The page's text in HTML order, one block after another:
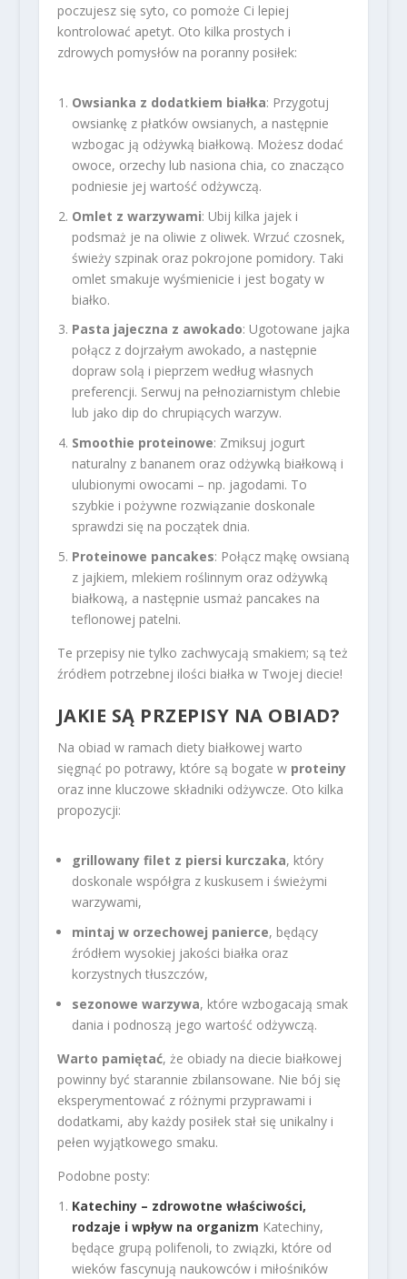
poczujesz się syto, co pomoże Ci lepiej
kontrolować apetyt. Oto kilka prostych i
zdrowych pomysłów na poranny posiłek:
Owsianka z dodatkiem białka: Przygotuj
owsiankę z płatków owsianych, a następnie
wzbogac ją odżywką białkową. Możesz dodać
owoce, orzechy lub nasiona chia, co znacząco
podniesie jej wartość odżywczą.
Omlet z warzywami: Ubij kilka jajek i
podsmaż je na oliwie z oliwek. Wrzuć czosnek,
świeży szpinak oraz pokrojone pomidory. Taki
omlet smakuje wyśmienicie i jest bogaty w
białko.
Pasta jajeczna z awokado: Ugotowane jajka
połącz z dojrzałym awokado, a następnie
dopraw solą i pieprzem według własnych
preferencji. Serwuj na pełnoziarnistym chlebie
lub jako dip do chrupiących warzyw.
Smoothie proteinowe: Zmiksuj jogurt
naturalny z bananem oraz odżywką białkową i
ulubionymi owocami – np. jagodami. To
szybkie i pożywne rozwiązanie doskonale
sprawdzi się na początek dnia.
Proteinowe pancakes: Połącz mąkę owsianą
z jajkiem, mlekiem roślinnym oraz odżywką
białkową, a następnie usmaż pancakes na
teflonowej patelni.
Te przepisy nie tylko zachwycają smakiem; są też
źródłem potrzebnej ilości białka w Twojej diecie!
JAKIE SĄ PRZEPISY NA OBIAD?
Na obiad w ramach diety białkowej warto
sięgnąć po potrawy, które są bogate w proteiny
oraz inne kluczowe składniki odżywcze. Oto kilka
propozycji:
grillowany filet z piersi kurczaka, który
doskonale współgra z kuskusem i świeżymi
warzywami,
mintaj w orzechowej panierce, będący
źródłem wysokiej jakości białka oraz
korzystnych tłuszczów,
sezonowe warzywa, które wzbogacają smak
dania i podnoszą jego wartość odżywczą.
Warto pamiętać, że obiady na diecie białkowej
powinny być starannie zbilansowane. Nie bój się
eksperymentować z różnymi przyprawami i
dodatkami, aby każdy posiłek stał się unikalny i
pełen wyjątkowego smaku.
Podobne posty:
Katechiny – zdrowotne właściwości,
rodzaje i wpływ na organizm Katechiny,
będące grupą polifenoli, to związki, które od
wieków fascynują naukowców i miłośników